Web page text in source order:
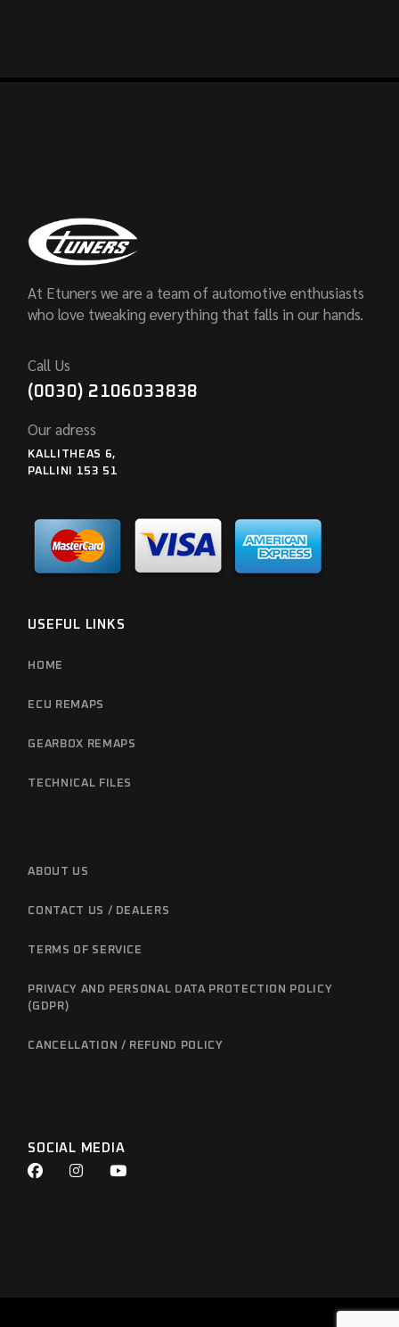
At Etuners we are a team of automotive enthusiasts
who love tweaking everything that falls in our hands.
Call Us
(0030) 2106033838
Our adress
KALLITHEAS 6,
PALLINI 153 51
USEFUL LINKS
HOME
ECU REMAPS
GEARBOX REMAPS
TECHNICAL FILES
ABOUT US
CONTACT US / DEALERS
TERMS OF SERVICE
PRIVACY AND PERSONAL DATA PROTECTION POLICY
(GDPR)
CANCELLATION / REFUND POLICY
SOCIAL MEDIA